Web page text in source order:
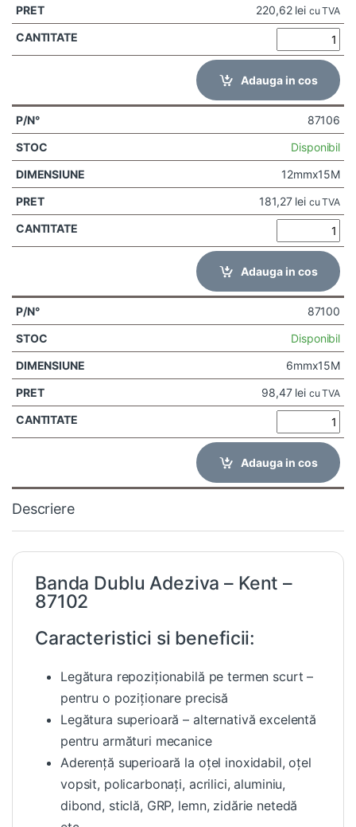
220,62 lei cu TVA
Adauga in cos
87106
Disponibil
12mmx15M
181,27 lei cu TVA
Adauga in cos
87100
Disponibil
6mmx15M
98,47 lei cu TVA
Adauga in cos
Descriere
Banda Dublu Adeziva – Kent –
87102
Caracteristici si beneficii:
Legătura repoziționabilă pe termen scurt –
pentru o poziționare precisă
Legătura superioară – alternativă excelentă
pentru armături mecanice
Aderență superioară la oțel inoxidabil, oțel
vopsit, policarbonați, acrilici, aluminiu,
dibond, sticlă, GRP, lemn, zidărie netedă